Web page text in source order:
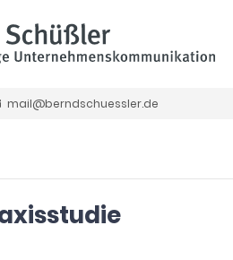
mail@berndschuessler.de